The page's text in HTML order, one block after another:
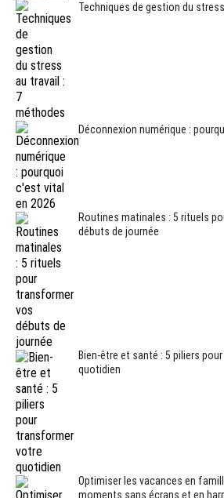
Techniques de gestion du
Déconnexion numérique :
Routines matinales : 5 rituels
débuts de journée
Bien-être et santé : 5 piliers
quotidien
Optimiser les vacances en
moments sans écrans et en